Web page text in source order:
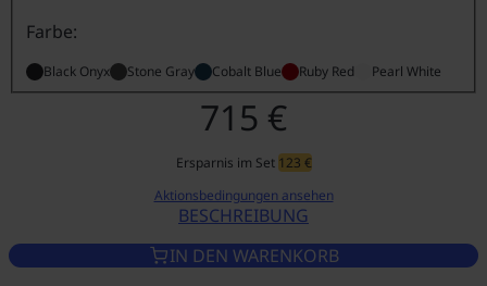
Farbe:
Black Onyx Stone Gray Cobalt Blue Ruby Red Pearl White
BESCHREIBUNGVASCO TRANSLATOR V4
715 €
Ersparnis im Set 123 €
Aktionsbedingungen ansehen
IN DEN WARENKORB